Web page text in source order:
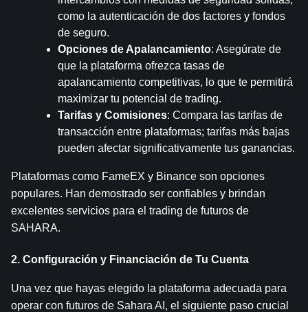
como la autenticación de dos factores y fondos
de seguro.
Opciones de Apalancamiento: Asegúrate de
que la plataforma ofrezca tasas de
apalancamiento competitivas, lo que te permitirá
maximizar tu potencial de trading.
Tarifas y Comisiones: Compara las tarifas de
transacción entre plataformas; tarifas más bajas
pueden afectar significativamente tus ganancias.
Plataformas como FameEX y Binance son opciones
populares. Han demostrado ser confiables y brindan
excelentes servicios para el trading de futuros de
SAHARA.
2. Configuración y Financiación de Tu Cuenta
Una vez que hayas elegido la plataforma adecuada para
operar con futuros de Sahara AI, el siguiente paso crucial